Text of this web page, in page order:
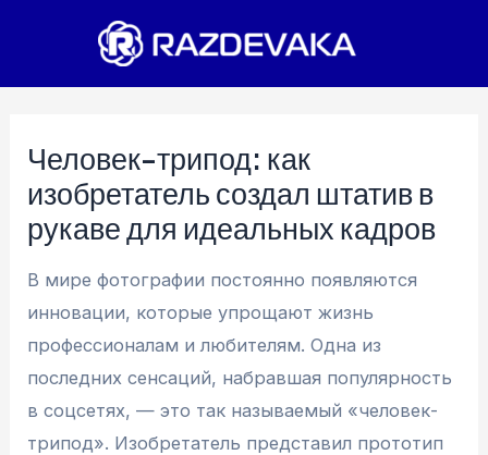
Человек-трипод: как
изобретатель создал штатив в
рукаве для идеальных кадров
В мире фотографии постоянно появляются
инновации, которые упрощают жизнь
профессионалам и любителям. Одна из
последних сенсаций, набравшая популярность
в соцсетях, — это так называемый «человек-
трипод». Изобретатель представил прототип